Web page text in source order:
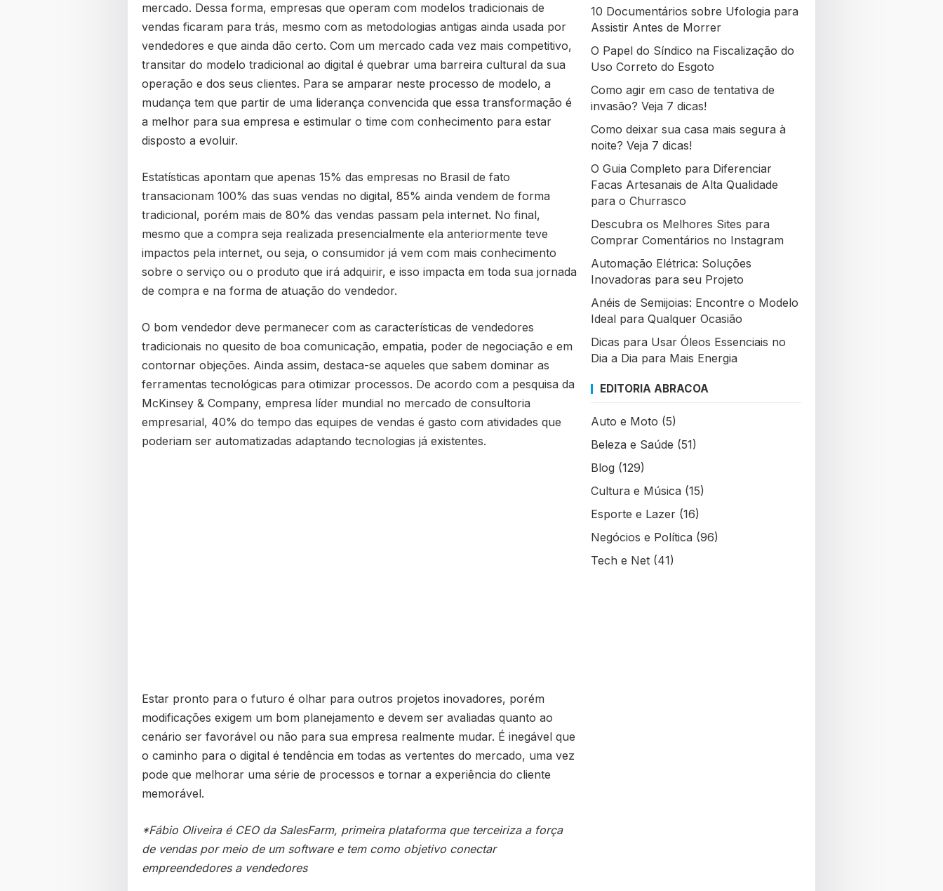
mercado. Dessa forma, empresas que operam com modelos tradicionais de
vendas ficaram para trás, mesmo com as metodologias antigas ainda usada por
vendedores e que ainda dão certo. Com um mercado cada vez mais competitivo,
transitar do modelo tradicional ao digital é quebrar uma barreira cultural da sua
operação e dos seus clientes. Para se amparar neste processo de modelo, a
mudança tem que partir de uma liderança convencida que essa transformação é
a melhor para sua empresa e estimular o time com conhecimento para estar
disposto a evoluir.
Estatísticas apontam que apenas 15% das empresas no Brasil de fato
transacionam 100% das suas vendas no digital, 85% ainda vendem de forma
tradicional, porém mais de 80% das vendas passam pela internet. No final,
mesmo que a compra seja realizada presencialmente ela anteriormente teve
impactos pela internet, ou seja, o consumidor já vem com mais conhecimento
sobre o serviço ou o produto que irá adquirir, e isso impacta em toda sua jornada
de compra e na forma de atuação do vendedor.
O bom vendedor deve permanecer com as características de vendedores
tradicionais no quesito de boa comunicação, empatia, poder de negociação e em
contornar objeções. Ainda assim, destaca-se aqueles que sabem dominar as
ferramentas tecnológicas para otimizar processos. De acordo com a pesquisa da
McKinsey & Company, empresa líder mundial no mercado de consultoria
empresarial, 40% do tempo das equipes de vendas é gasto com atividades que
poderiam ser automatizadas adaptando tecnologias já existentes.
Estar pronto para o futuro é olhar para outros projetos inovadores, porém
modificações exigem um bom planejamento e devem ser avaliadas quanto ao
cenário ser favorável ou não para sua empresa realmente mudar. É inegável que
o caminho para o digital é tendência em todas as vertentes do mercado, uma vez
pode que melhorar uma série de processos e tornar a experiência do cliente
memorável.
*Fábio Oliveira é CEO da SalesFarm, primeira plataforma que terceiriza a força
de vendas por meio de um software e tem como objetivo conectar
empreendedores a vendedores
10 Documentários sobre Ufologia para
Assistir Antes de Morrer
O Papel do Síndico na Fiscalização do
Uso Correto do Esgoto
Como agir em caso de tentativa de
invasão? Veja 7 dicas!
Como deixar sua casa mais segura à
noite? Veja 7 dicas!
O Guia Completo para Diferenciar
Facas Artesanais de Alta Qualidade
para o Churrasco
Descubra os Melhores Sites para
Comprar Comentários no Instagram
Automação Elétrica: Soluções
Inovadoras para seu Projeto
Anéis de Semijoias: Encontre o Modelo
Ideal para Qualquer Ocasião
Dicas para Usar Óleos Essenciais no
Dia a Dia para Mais Energia
EDITORIA ABRACOA
Auto e Moto (5)
Beleza e Saúde (51)
Blog (129)
Cultura e Música (15)
Esporte e Lazer (16)
Negócios e Política (96)
Tech e Net (41)